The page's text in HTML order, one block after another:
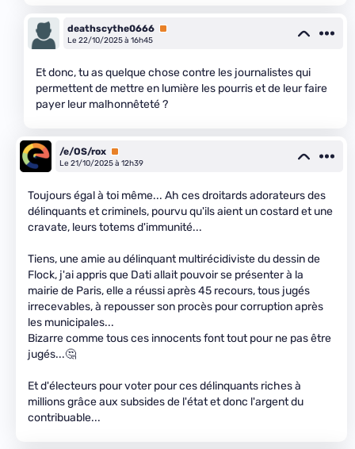
deathscythe0666 Premium
Le 22/10/2025 à 16h45
Et donc, tu as quelque chose contre les journalistes qui
permettent de mettre en lumière les pourris et de leur faire
payer leur malhonnêteté ?
/e/OS/rox Premium
Le 21/10/2025 à 12h39
Toujours égal à toi même... Ah ces droitards adorateurs des
délinquants et criminels, pourvu qu'ils aient un costard et une
cravate, leurs totems d'immunité...
Tiens, une amie au délinquant multirécidiviste du dessin de
Flock, j'ai appris que Dati allait pouvoir se présenter à la
mairie de Paris, elle a réussi après 45 recours, tous jugés
irrecevables, à repousser son procès pour corruption après
les municipales...
Bizarre comme tous ces innocents font tout pour ne pas être
jugés...🤔
Et d'électeurs pour voter pour ces délinquants riches à
millions grâce aux subsides de l'état et donc l'argent du
contribuable...